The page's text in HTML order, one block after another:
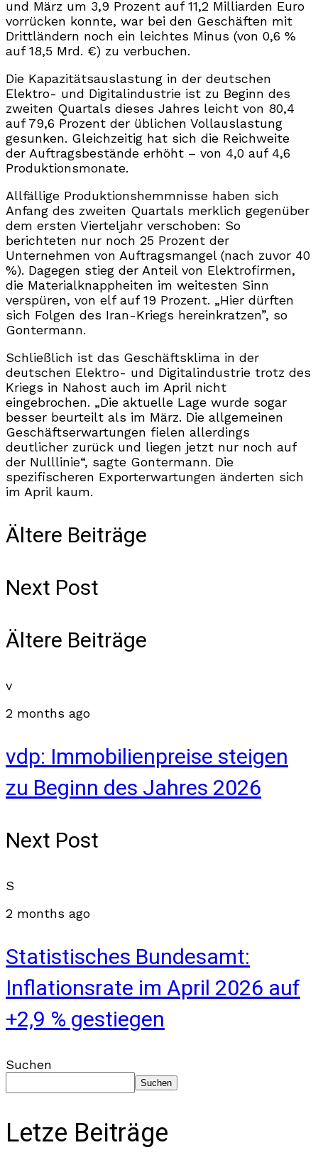
und März um 3,9 Prozent auf 11,2 Milliarden Euro
vorrücken konnte, war bei den Geschäften mit
Drittländern noch ein leichtes Minus (von 0,6 %
auf 18,5 Mrd. €) zu verbuchen.
Die Kapazitätsauslastung in der deutschen
Elektro- und Digitalindustrie ist zu Beginn des
zweiten Quartals dieses Jahres leicht von 80,4
auf 79,6 Prozent der üblichen Vollauslastung
gesunken. Gleichzeitig hat sich die Reichweite
der Auftragsbestände erhöht – von 4,0 auf 4,6
Produktionsmonate.
Allfällige Produktionshemmnisse haben sich
Anfang des zweiten Quartals merklich gegenüber
dem ersten Vierteljahr verschoben: So
berichteten nur noch 25 Prozent der
Unternehmen von Auftragsmangel (nach zuvor 40
%). Dagegen stieg der Anteil von Elektrofirmen,
die Materialknappheiten im weitesten Sinn
verspüren, von elf auf 19 Prozent. „Hier dürften
sich Folgen des Iran-Kriegs hereinkratzen”, so
Gontermann.
Schließlich ist das Geschäftsklima in der
deutschen Elektro- und Digitalindustrie trotz des
Kriegs in Nahost auch im April nicht
eingebrochen. „Die aktuelle Lage wurde sogar
besser beurteilt als im März. Die allgemeinen
Geschäftserwartungen fielen allerdings
deutlicher zurück und liegen jetzt nur noch auf
der Nulllinie“, sagte Gontermann. Die
spezifischeren Exporterwartungen änderten sich
im April kaum.
Ältere Beiträge
Next Post
Ältere Beiträge
v
2 months ago
vdp: Immobilienpreise steigen
zu Beginn des Jahres 2026
Next Post
S
2 months ago
Statistisches Bundesamt:
Inflationsrate im April 2026 auf
+2,9 % gestiegen
Suchen
Suchen
Letze Beiträge